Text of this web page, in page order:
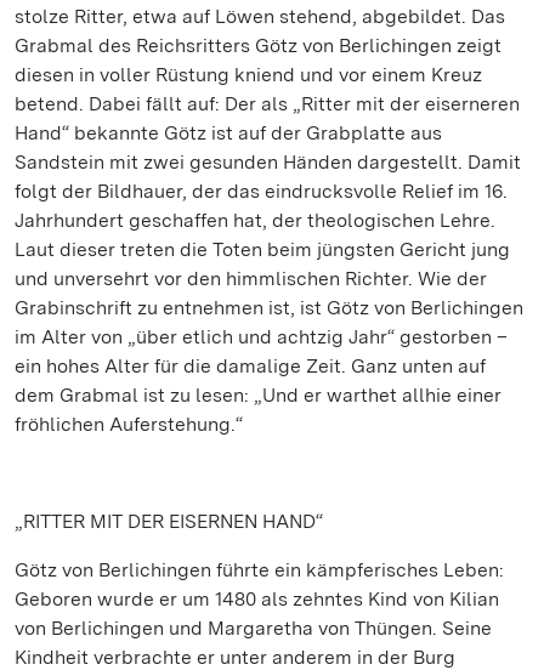
stolze Ritter, etwa auf Löwen stehend, abgebildet. Das
Grabmal des Reichsritters Götz von Berlichingen zeigt
diesen in voller Rüstung kniend und vor einem Kreuz
betend. Dabei fällt auf: Der als „Ritter mit der eiserneren
Hand“ bekannte Götz ist auf der Grabplatte aus
Sandstein mit zwei gesunden Händen dargestellt. Damit
folgt der Bildhauer, der das eindrucksvolle Relief im 16.
Jahrhundert geschaffen hat, der theologischen Lehre.
Laut dieser treten die Toten beim jüngsten Gericht jung
und unversehrt vor den himmlischen Richter. Wie der
Grabinschrift zu entnehmen ist, ist Götz von Berlichingen
im Alter von „über etlich und achtzig Jahr“ gestorben –
ein hohes Alter für die damalige Zeit. Ganz unten auf
dem Grabmal ist zu lesen: „Und er warthet allhie einer
fröhlichen Auferstehung.“
„RITTER MIT DER EISERNEN HAND“
Götz von Berlichingen führte ein kämpferisches Leben:
Geboren wurde er um 1480 als zehntes Kind von Kilian
von Berlichingen und Margaretha von Thüngen. Seine
Kindheit verbrachte er unter anderem in der Burg